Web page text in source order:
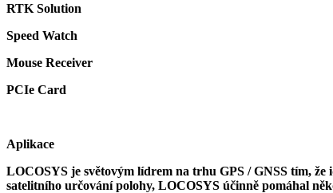
RTK Solution
Speed Watch
Mouse Receiver
PCIe Card
Aplikace
LOCOSYS je světovým lídrem na trhu GPS / GNSS tím,
satelitního určování polohy, LOCOSYS účinně pomáhal